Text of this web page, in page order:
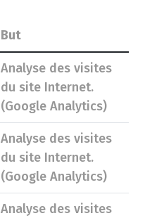
But
Analyse des visites
du site Internet.
(Google Analytics)
Analyse des visites
du site Internet.
(Google Analytics)
Analyse des visites